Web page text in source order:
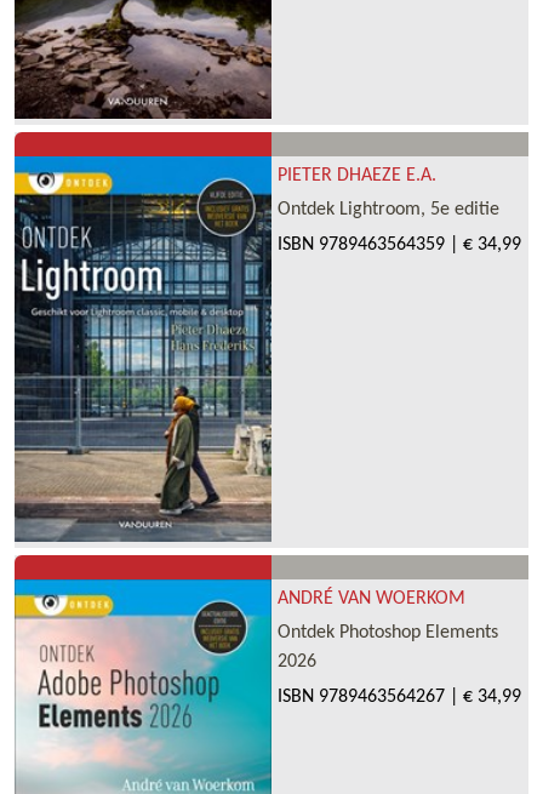
PIETER DHAEZE E.A.
Ontdek Lightroom, 5e editie
ISBN 9789463564359 € 34,99
ANDRÉ VAN WOERKOM
Ontdek Photoshop Elements
2026
ISBN 9789463564267 € 34,99